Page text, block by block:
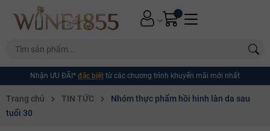
Nhận ƯU ĐÃI* đặc biệt từ các chương trình khuyến mãi mới nhất
Trang chủ TIN TỨC
Nhóm thực phẩm hồi hinh làn da sau
tuổi 30